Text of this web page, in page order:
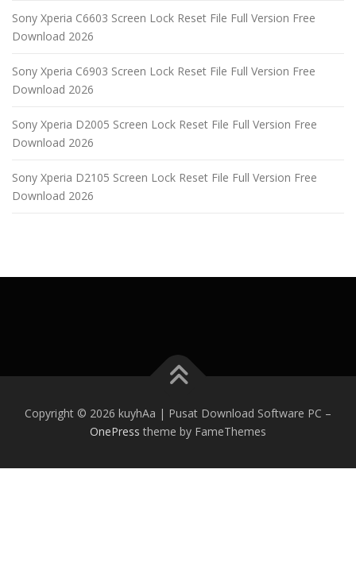
Sony Xperia C6603 Screen Lock Reset File Full Version Free
Download 2026
Sony Xperia C6903 Screen Lock Reset File Full Version Free
Download 2026
Sony Xperia D2005 Screen Lock Reset File Full Version Free
Download 2026
Sony Xperia D2105 Screen Lock Reset File Full Version Free
Download 2026
Copyright © 2026 kuyhAa | Pusat Download Software PC –
OnePress theme by FameThemes